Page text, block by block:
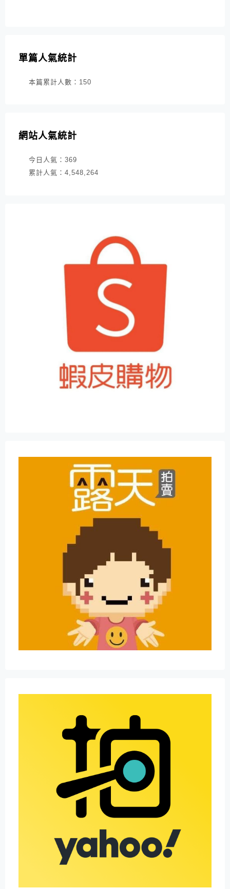
單篇人氣統計
本篇累計人數： 150
網站人氣統計
今日人氣： 369
累計人氣： 4,548,264